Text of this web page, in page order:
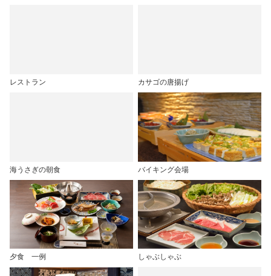
レストラン カサゴの唐揚げ
海うさぎの朝食 バイキング会場
夕食 一例 しゃぶしゃぶ